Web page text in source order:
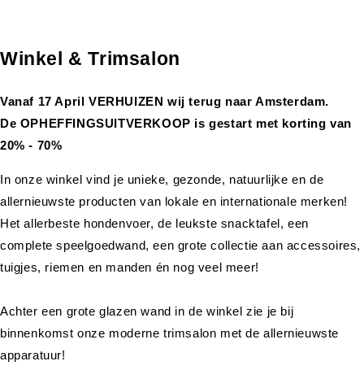
Winkel & Trimsalon
Vanaf 17 April VERHUIZEN wij terug naar Amsterdam.
De OPHEFFINGSUITVERKOOP is gestart met korting van
20% - 70%
In onze winkel vind je unieke, gezonde, natuurlijke en de
allernieuwste producten van lokale en internationale merken!
Het allerbeste hondenvoer, de leukste snacktafel, een
complete speelgoedwand, een grote collectie aan accessoires,
tuigjes, riemen en manden én nog veel meer!
Achter een grote glazen wand in de winkel zie je bij
binnenkomst onze moderne trimsalon met de allernieuwste
apparatuur!